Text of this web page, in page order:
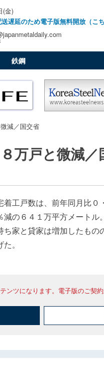
(金)
遅延のため電子版無料開放（こ
鉄鋼
減／国交省
万戸と微減／
工戸数は、前年同月比０
の６４１万平方メートル
家と貸家は増加したもの
。
ンツになります。電子版のご契約